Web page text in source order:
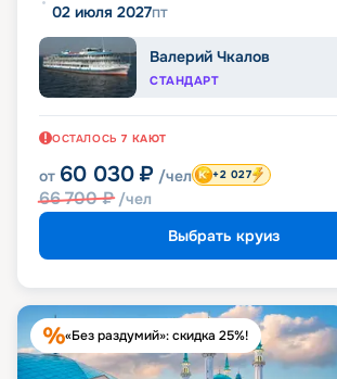
02 июля 2027пт
Валерий Чкалов
СТАНДАРТ
ОСТАЛОСЬ 7 КАЮТ
от 60 030 ₽ /чел
66 700₽ /чел
+2 027
Выбрать круиз
«Без раздумий»: скидка 25%!